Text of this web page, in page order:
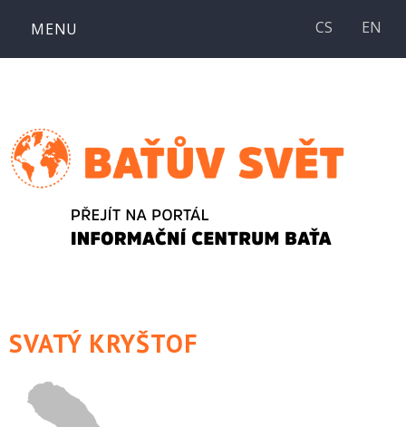
obsahu
MENU CS EN
SVATÝ KRYŠTOF